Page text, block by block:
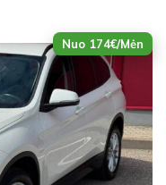
Nuo 174€/Mėn